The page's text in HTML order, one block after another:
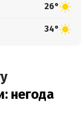
26°
34°
негода